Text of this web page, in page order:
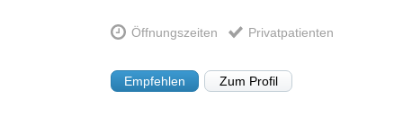
Öffnungszeiten Privatpatienten
Empfehlen Zum Profil